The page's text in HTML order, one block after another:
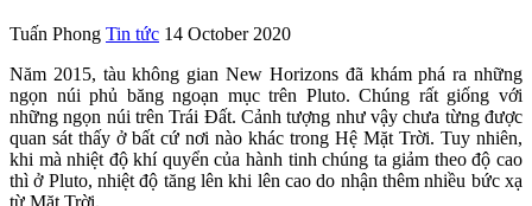
Tuấn Phong Tin tức 14 October 2020
Năm 2015, tàu không gian New Horizons đã khám phá ra những
ngọn núi phủ băng ngoạn mục trên Pluto. Chúng rất giống với
những ngọn núi trên Trái Đất. Cảnh tượng như vậy chưa từng được
quan sát thấy ở bất cứ nơi nào khác trong Hệ Mặt Trời. Tuy nhiên,
khi mà nhiệt độ khí quyển của hành tinh chúng ta giảm theo độ cao
thì ở Pluto, nhiệt độ tăng lên khi lên cao do nhận thêm nhiều bức xạ
từ Mặt Trời.